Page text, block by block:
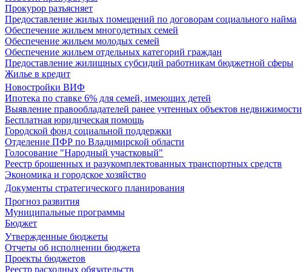
Прокурор разъясняет
Предоставление жилых помещений по договорам социального найма
Обеспечение жильем многодетных семей
Обеспечение жильем молодых семей
Обеспечение жильем отдельных категорий граждан
Предоставление жилищных субсидий работникам бюджетной сферы
Жилье в кредит
Новостройки ВИФ
Ипотека по ставке 6% для семей, имеющих детей
Выявление правообладателей ранее учтенных объектов недвижимости
Бесплатная юридическая помощь
Городской фонд социальной поддержки
Отделение ПФР по Владимирской области
Голосование "Народный участковый"
Реестр брошенных и разукомплектованных транспортных средств
Экономика и городское хозяйство
Документы стратегического планирования
Прогноз развития
Муниципальные программы
Бюджет
Утвержденные бюджеты
Отчеты об исполнении бюджета
Проекты бюджетов
Реестр расходных обязательств